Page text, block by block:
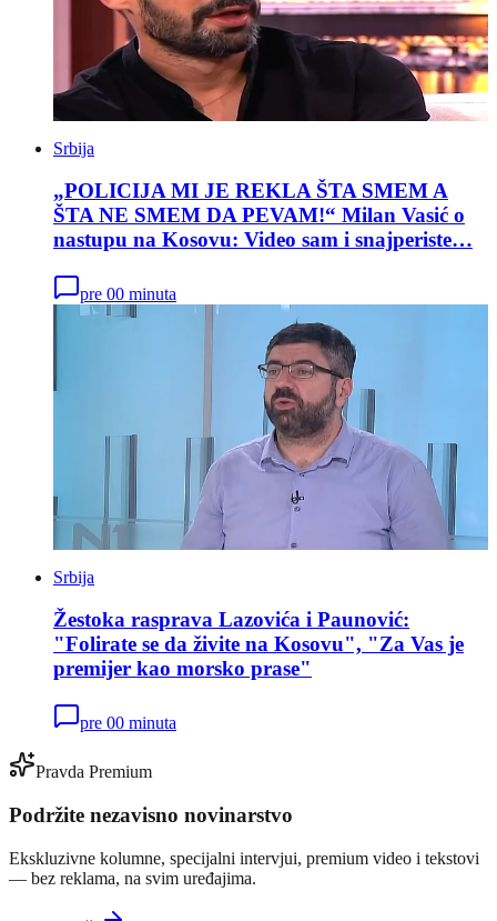
Srbija
„POLICIJA MI JE REKLA ŠTA SMEM A
ŠTA NE SMEM DA PEVAM!“ Milan Vasić o
nastupu na Kosovu: Video sam i snajperiste…
pre 00 minuta
Srbija
Žestoka rasprava Lazovića i Paunović:
"Folirate se da živite na Kosovu", "Za Vas je
premijer kao morsko prase"
pre 00 minuta
Pravda Premium
Podržite nezavisno novinarstvo
Ekskluzivne kolumne, specijalni intervjui, premium video i tekstovi
— bez reklama, na svim uređajima.